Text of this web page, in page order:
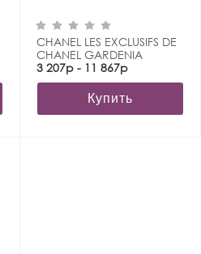
CHANEL LES EXCLUSIFS DE
CHANEL GARDENIA
3 207р - 11 867р
Купить